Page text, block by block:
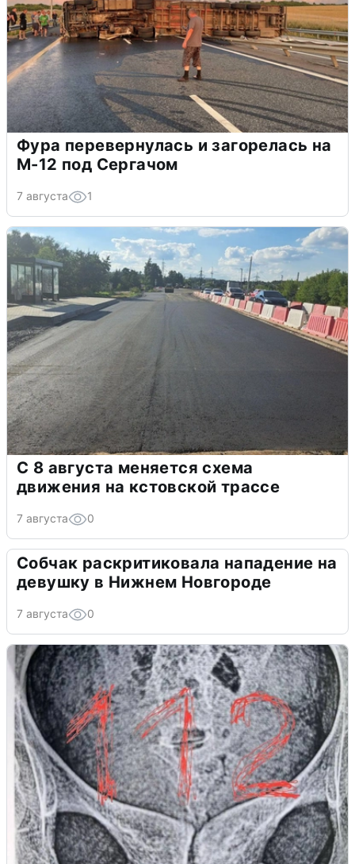
Фура перевернулась и загорелась на
М-12 под Сергачом
7 августа 1
С 8 августа меняется схема
движения на кстовской трассе
7 августа 0
Собчак раскритиковала нападение на
девушку в Нижнем Новгороде
7 августа 0